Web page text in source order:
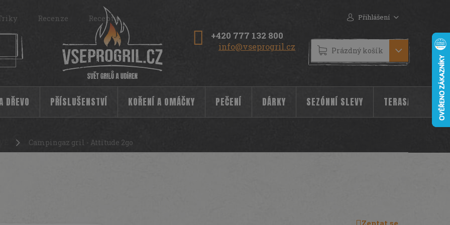
+420 777 132 800
info@vseprogril.cz
Recenze Recepty Přihlášení
NÁKUPNÍ
KOŠÍK
Prázdný košík
DŘEVO PŘÍSLUŠENSTVÍ KOŘENÍ A OMÁČKY PEČENÍ DÁRKY SEZÓNNÍ SLEVY TERASA
Campingaz gril - Attitude 2go